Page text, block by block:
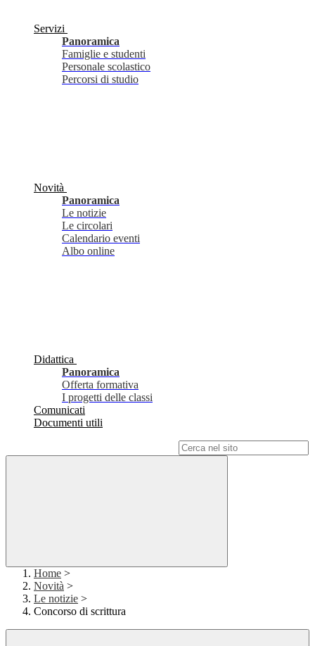
Servizi
Panoramica
Famiglie e studenti
Personale scolastico
Percorsi di studio
Novità
Panoramica
Le notizie
Le circolari
Calendario eventi
Albo online
Didattica
Panoramica
Offerta formativa
I progetti delle classi
Comunicati
Documenti utili
Home >
Novità >
Le notizie >
Concorso di scrittura